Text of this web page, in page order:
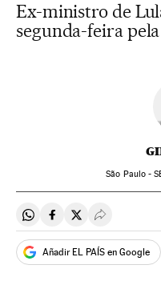
Ex-ministro de
segunda-feira
São Paulo -
Compartir en Whatsapp
Compartir en
Compartir en
Desplegar
Añadir EL PAÍS en Google